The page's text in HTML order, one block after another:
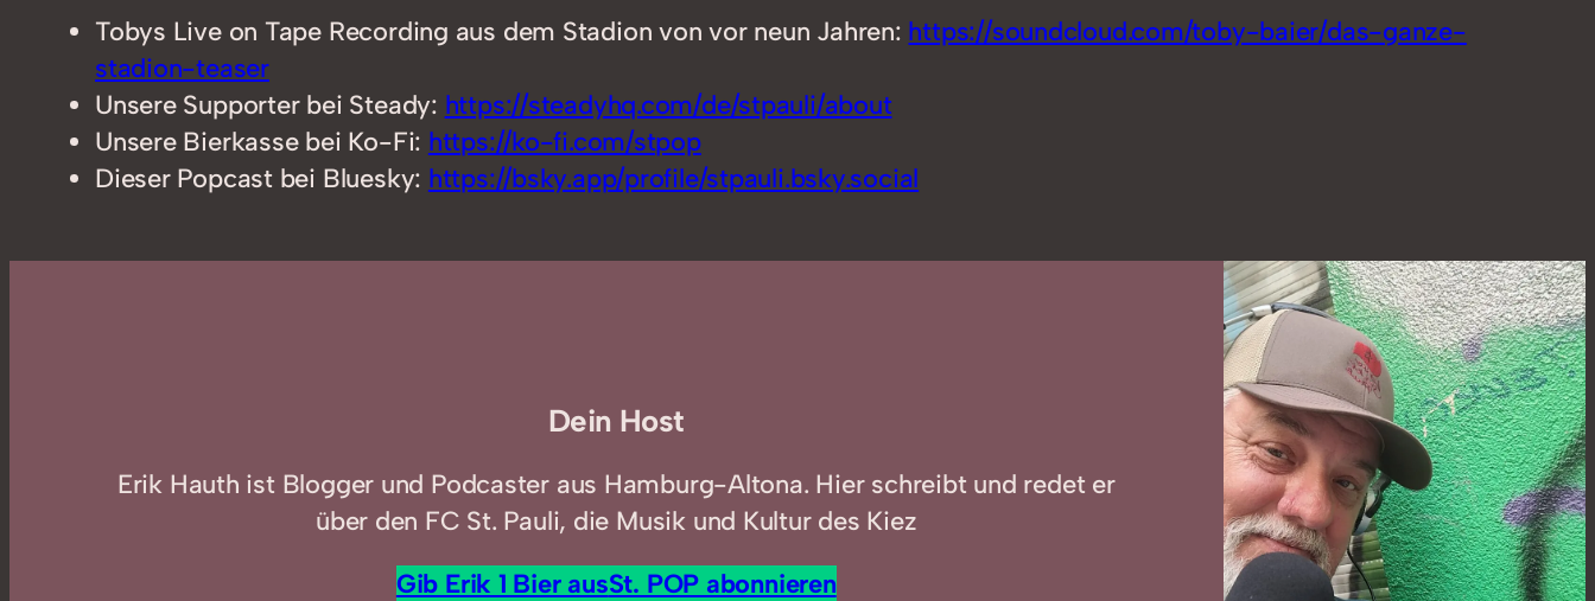
Tobys Live on Tape Recording aus dem Stadion von vor neun Jahren: https://soundcloud.com/toby-baier/das-ganze-
stadion-teaser
Unsere Supporter bei Steady: https://steadyhq.com/de/stpauli/about
Unsere Bierkasse bei Ko-Fi: https://ko-fi.com/stpop
Dieser Popcast bei Bluesky: https://bsky.app/profile/stpauli.bsky.social
Dein Host
Erik Hauth ist Blogger und Podcaster aus Hamburg-Altona. Hier schreibt und redet er
über den FC St. Pauli, die Musik und Kultur des Kiez
Gib Erik 1 Bier ausSt. POP abonnieren